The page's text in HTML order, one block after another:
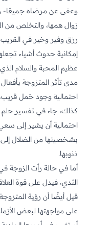
وعفى عن مرضاه جميعًا-
زوال همها، والتخلص من
رزق وفير وخير في القريب
إمكانية حدوث أشياء
عظيم المحبة والسلام
مدى تأثر المتزوجة
احتمالية وجود حَمل قريب،
كذلك، جاء في تفسير حلم
احتمالية أن يشير إلى
بشخصيتها من الضلال إلى
ذنوبها.
أما في حالة رأت الزوجة
الثدي، فيدل على قوة
قيل أيضًا أن رؤية
على مواجهتها لبعض